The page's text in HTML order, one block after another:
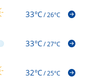
33°C/26°C
33°C/27°C
32°C/25°C